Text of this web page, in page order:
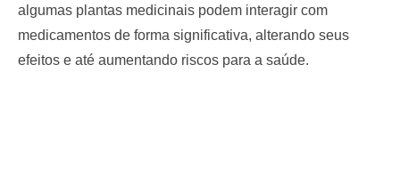
algumas plantas medicinais podem interagir com
medicamentos de forma significativa, alterando seus
efeitos e até aumentando riscos para a saúde.